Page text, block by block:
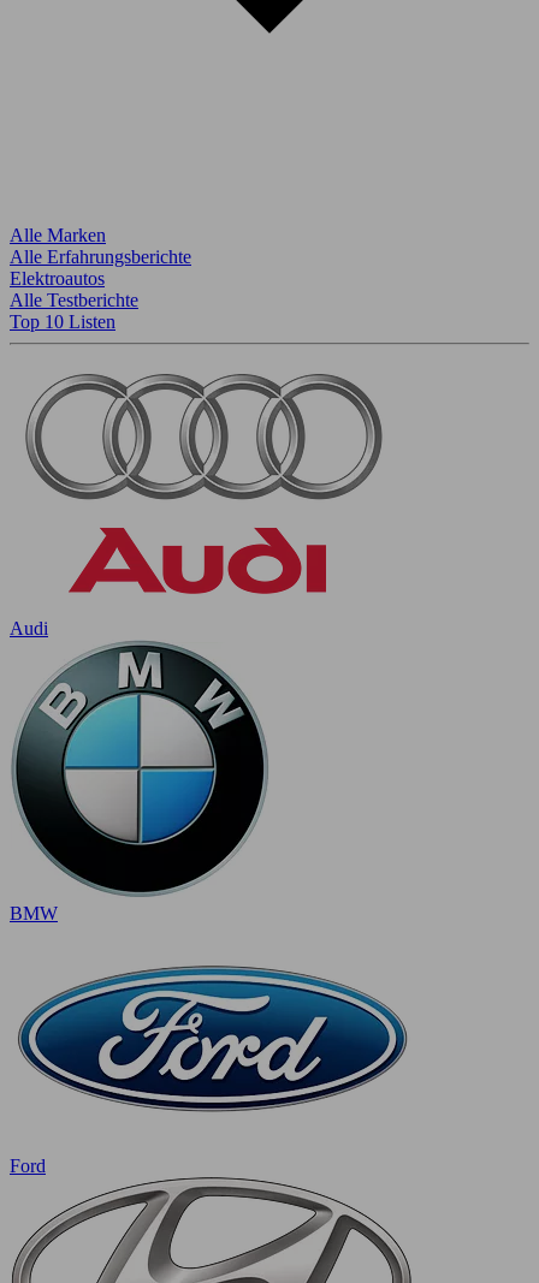
Alle Marken
Alle Erfahrungsberichte
Elektroautos
Alle Testberichte
Top 10 Listen
Audi
BMW
Ford